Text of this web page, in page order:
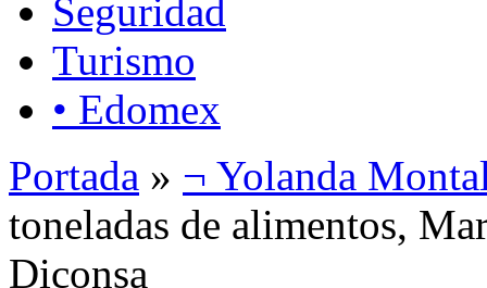
Seguridad
Turismo
• Edomex
Portada » ¬ Yolanda
toneladas de alimentos,
Diconsa